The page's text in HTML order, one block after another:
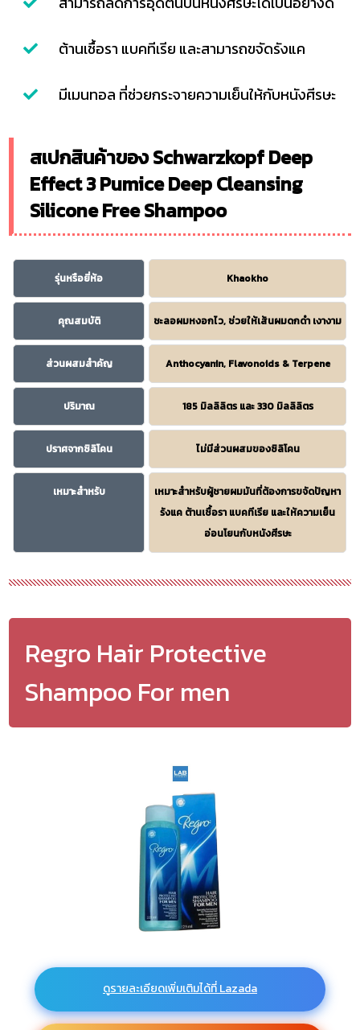
ต้านเชื้อรา แบคทีเรีย และสามารถขจัดรังแค
มีเมนทอล ที่ช่วยกระจายความเย็นให้กับหนังศีรษะ
สเปกสินค้าของ Schwarzkopf Deep
Effect 3 Pumice Deep Cleansing
Silicone Free Shampoo
รุ่นหรือยี่ห้อ Khaokho
คุณสมบัติ ชะลอผมหงอกไว, ช่วยให้เส้นผมดกดำ เงางาม
ส่วนผสมสำคัญ Anthocyanin, Flavonoids & Terpene
ปริมาณ 185 มิลลิลิตร และ 330 มิลลิลิตร
ปราศจากซิลิโคน ไม่มีส่วนผสมของซิลิโคน
เหมาะสำหรับ
เหมาะสำหรับผู้ชายผมมันที่ต้องการขจัดปัญหา
รังแค ต้านเชื้อรา แบคทีเรีย และให้ความเย็น
อ่อนโยนกับหนังศีรษะ
Regro Hair Protective
Shampoo For men
ดูรายละเอียดเพิ่มเติมได้ที่ Lazada